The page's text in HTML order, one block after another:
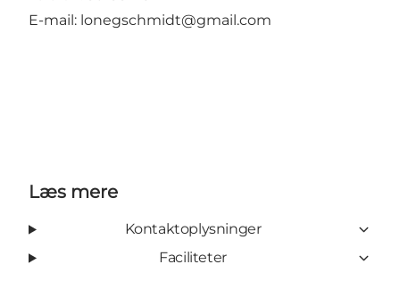
E-mail: lonegschmidt@gmail.com
Læs mere
Kontaktoplysninger
Faciliteter